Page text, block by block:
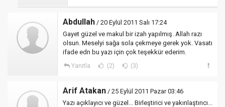
Abdullah / 20 Eylül 2011 Salı 17:24
Gayet güzel ve makul bir izah yapılmış. Allah razı
olsun. Meselyi sağa sola çekmeye gerek yok. Vasatı
ifade edn bu yazı için çok teşekkür ederim.
Yanıtla (2) (3)
Arif Atakan / 25 Eylül 2011 Pazar 03:46
Yazı açıklayıcı ve güzel... Birleştirici ve yakınlaştırıcı...